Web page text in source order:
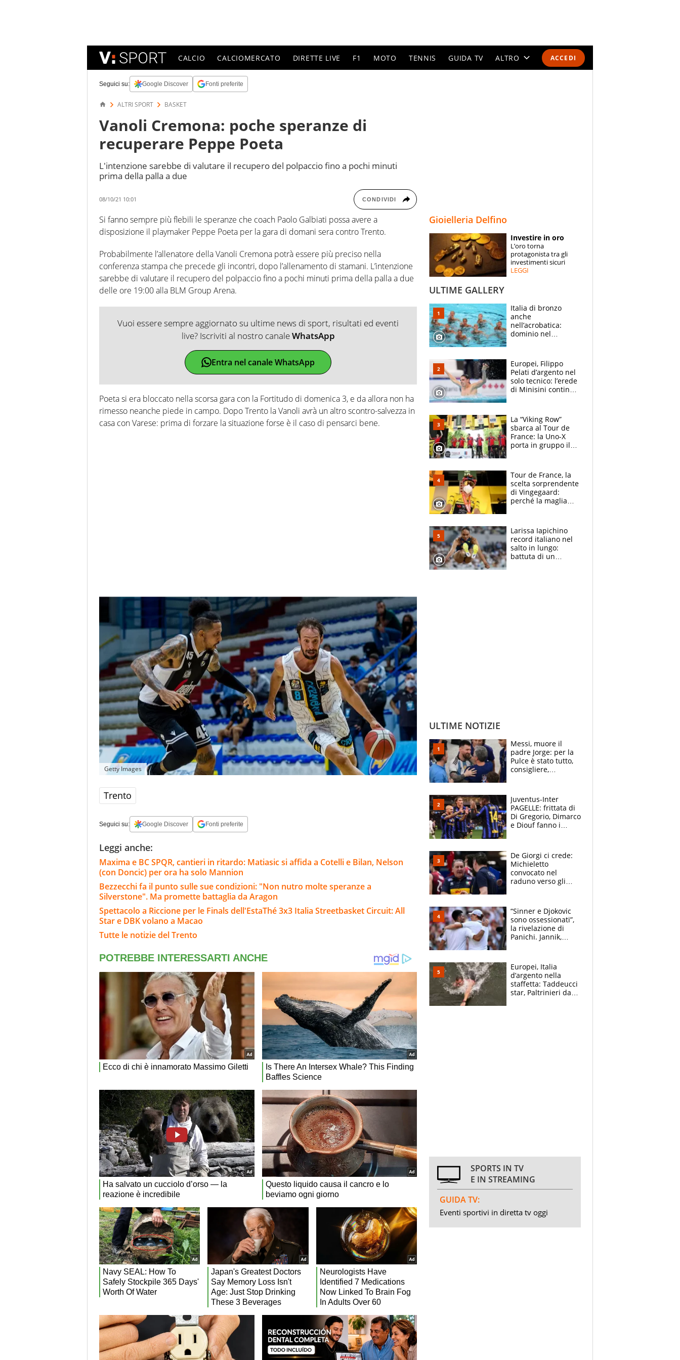
ACCEDI
CALCIO CALCIOMERCATO DIRETTE LIVE F1 MOTO TENNIS GUIDA TV ALTRO
SPECIALI
ESPERTI
Seguici su: Google Discover Fonti preferite
ALTRI SPORT BASKET
Vanoli Cremona: poche speranze di
recuperare Peppe Poeta
L'intenzione sarebbe di valutare il recupero del polpaccio fino a pochi minuti
prima della palla a due
08/10/21 10:01 CONDIVIDI
Si fanno sempre più flebili le speranze che coach Paolo Galbiati possa avere a
disposizione il playmaker Peppe Poeta per la gara di domani sera contro Trento.
Probabilmente l’allenatore della Vanoli Cremona potrà essere più preciso nella
conferenza stampa che precede gli incontri, dopo l’allenamento di stamani. L’intenzione
sarebbe di valutare il recupero del polpaccio fino a pochi minuti prima della palla a due
delle ore 19:00 alla BLM Group Arena.
Vuoi essere sempre aggiornato su ultime news di sport, risultati ed eventi
live? Iscriviti al nostro canaleWhatsApp
Entra nel canale WhatsApp
Poeta si era bloccato nella scorsa gara con la Fortitudo di domenica 3, e da allora non ha
rimesso neanche piede in campo. Dopo Trento la Vanoli avrà un altro scontro-salvezza in
casa con Varese: prima di forzare la situazione forse è il caso di pensarci bene.
Getty Images
Trento
Seguici su: Google Discover Fonti preferite
Leggi anche:
Maxima e BC SPQR, cantieri in ritardo: Matiasic si affida a Cotelli e Bilan, Nelson
(con Doncic) per ora ha solo Mannion
Bezzecchi fa il punto sulle sue condizioni: "Non nutro molte speranze a
Silverstone". Ma promette battaglia da Aragon
Spettacolo a Riccione per le Finals dell'EstaThé 3x3 Italia Streetbasket Circuit: All
Star e DBK volano a Macao
Tutte le notizie del Trento
Gioielleria Delfino
Investire in oro
L’oro torna
protagonista tra gli
investimenti sicuri
LEGGI
ULTIME GALLERY
Italia di bronzo
anche
nell’acrobatica:
dominio nel
e compagni
continuare
Europei, Filippo
Pelati d’argento nel
solo tecnico: l’erede
di Minisini continua
mirino
La “Viking Row”
sbarca al Tour de
France: la Uno-X
porta in gruppo il
compagni
Tour de France, la
scelta sorprendente
di Vingegaard:
perché la maglia
rischio da evitare
Larissa Iapichino
record italiano nel
salto in lungo:
battuta di un
ULTIME NOTIZIE
Messi, muore il
padre Jorge: per la
Pulce è stato tutto,
consigliere,
Juventus-Inter
PAGELLE: frittata di
Di Gregorio, Dimarco
e Diouf fanno i
scompare, Kolo fa
sperare
De Giorgi ci crede:
Michieletto
convocato nel
raduno verso gli
“Sinner e Djokovic
sono ossessionati”,
la rivelazione di
Panichi. Jannik,
agli US Open
Europei, Italia
d’argento nella
staffetta: Taddeucci
star, Paltrinieri da
SPORTS IN TV
E IN STREAMING
GUIDA TV:
Eventi sportivi in diretta tv oggi